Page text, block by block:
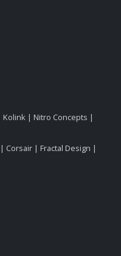
Kolink | Nitro Concepts |
| Corsair | Fractal Design |